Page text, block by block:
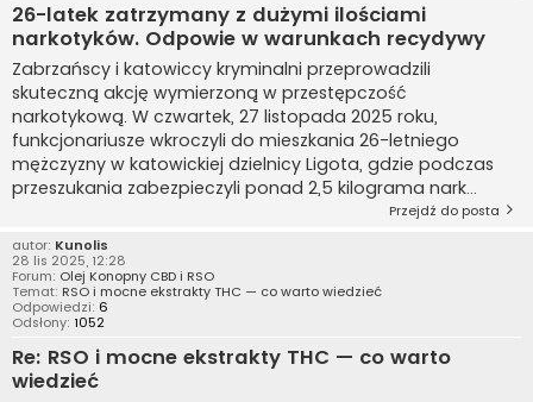
26-latek zatrzymany z dużymi ilościami
narkotyków. Odpowie w warunkach recydywy
Zabrzańscy i katowiccy kryminalni przeprowadzili
skuteczną akcję wymierzoną w przestępczość
narkotykową. W czwartek, 27 listopada 2025 roku,
funkcjonariusze wkroczyli do mieszkania 26-letniego
mężczyzny w katowickiej dzielnicy Ligota, gdzie podczas
przeszukania zabezpieczyli ponad 2,5 kilograma nark...
Przejdź do posta
autor: Kunolis
28 lis 2025, 12:28
Forum: Olej Konopny CBD i RSO
Temat: RSO i mocne ekstrakty THC — co warto wiedzieć
Odpowiedzi: 6
Odsłony: 1052
Re: RSO i mocne ekstrakty THC — co warto
wiedzieć